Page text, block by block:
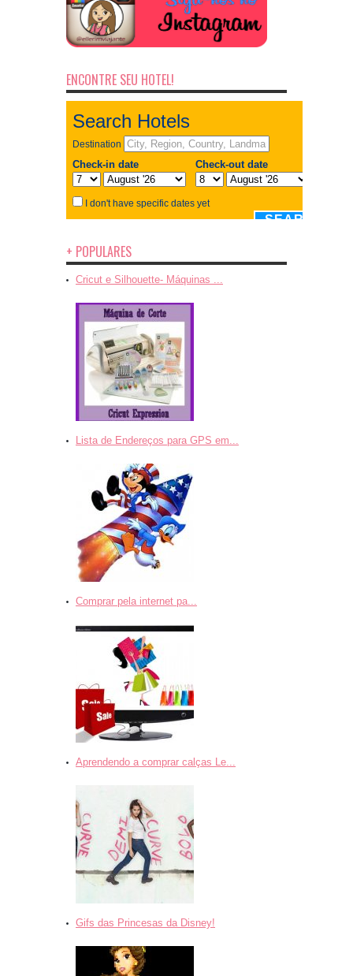
ENCONTRE SEU HOTEL!
+ POPULARES
Cricut e Silhouette- Máquinas ...
Lista de Endereços para GPS em...
Comprar pela internet pa...
Aprendendo a comprar calças Le...
Gifs das Princesas da Disney!